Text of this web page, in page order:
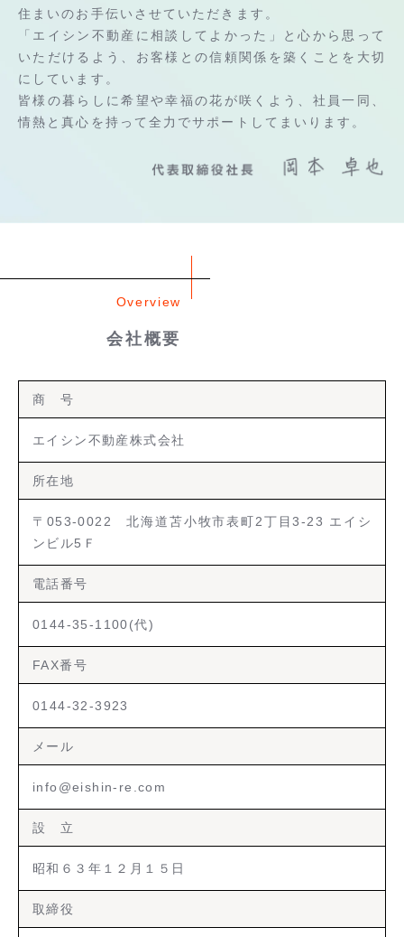
住まいのお手伝いさせていただきます。
「エイシン不動産に相談してよかった」と心から思って
いただけるよう、お客様との信頼関係を築くことを大切
にしています。
皆様の暮らしに希望や幸福の花が咲くよう、社員一同、
情熱と真心を持って全力でサポートしてまいります。
Overview
会社概要
商 号
エイシン不動産株式会社
所在地
〒053-0022 北海道苫小牧市表町2丁目3-23 エイシ
ンビル5Ｆ
電話番号
0144-35-1100(代)
FAX番号
0144-32-3923
メール
info@eishin-re.com
設 立
昭和６３年１２月１５日
取締役